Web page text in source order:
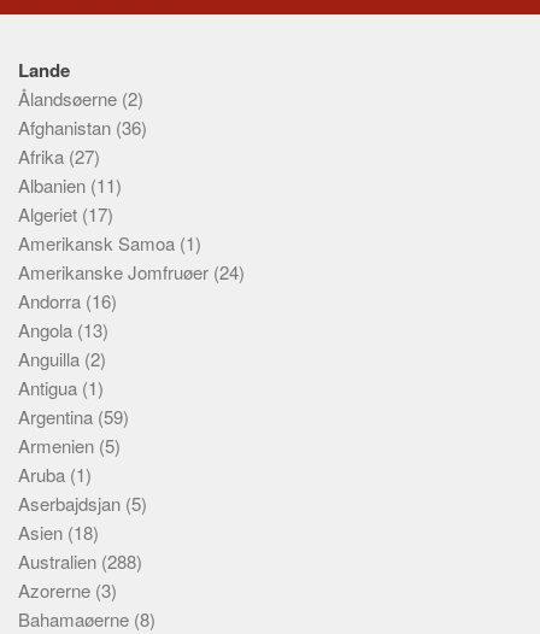
Lande
Ålandsøerne (2)
Afghanistan (36)
Afrika (27)
Albanien (11)
Algeriet (17)
Amerikansk Samoa (1)
Amerikanske Jomfruøer (24)
Andorra (16)
Angola (13)
Anguilla (2)
Antigua (1)
Argentina (59)
Armenien (5)
Aruba (1)
Aserbajdsjan (5)
Asien (18)
Australien (288)
Azorerne (3)
Bahamaøerne (8)